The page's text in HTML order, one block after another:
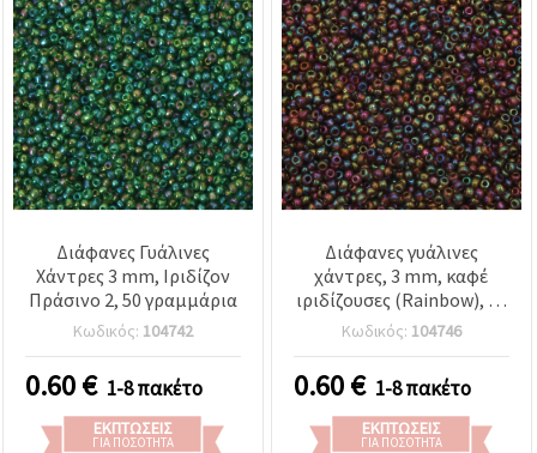
Διάφανες Γυάλινες
Χάντρες 3 mm, Ιριδίζον
Πράσινο 2, 50 γραμμάρια
Κωδικός: 104742
0.60€ 1-8 πακέτο
ΕΚΠΤΏΣΕΙΣ
ΓΙΑ ΠΟΣΌΤΗΤΑ
Διάφανες γυάλινες
χάντρες, 3 mm, καφέ
ιριδίζουσες (Rainbow), 50
γρ
Κωδικός: 104746
0.60€ 1-8 πακέτο
ΕΚΠΤΏΣΕΙΣ
ΓΙΑ ΠΟΣΌΤΗΤΑ